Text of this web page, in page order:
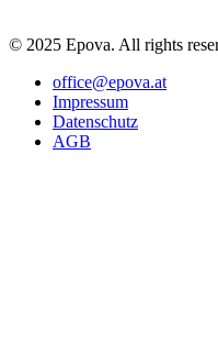
© 2025 Epova. All rights
office@epova.at
Impressum
Datenschutz
AGB